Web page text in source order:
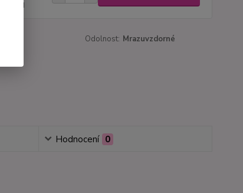
bez DPH
Odolnost: Mrazuvzdorné
Hodnocení 0